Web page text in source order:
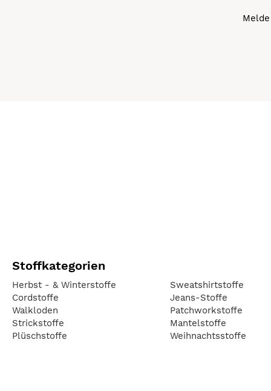
Stoffkategorien
Herbst - & Winterstoffe
Cordstoffe
Walkloden
Strickstoffe
Plüschstoffe
Sweatshirtstoffe
Jeans-Stoffe
Patchworkstoffe
Mantelstoffe
Weihnachtsstoffe